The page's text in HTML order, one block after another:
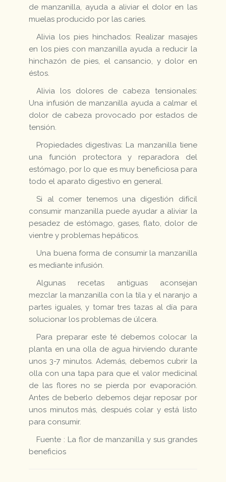
de manzanilla, ayuda a aliviar el dolor en las
muelas producido por las caries.
Alivia los pies hinchados: Realizar masajes
en los pies con manzanilla ayuda a reducir la
hinchazón de pies, el cansancio, y dolor en
éstos.
Alivia los dolores de cabeza tensionales:
Una infusión de manzanilla ayuda a calmar el
dolor de cabeza provocado por estados de
tensión.
Propiedades digestivas: La manzanilla tiene
una función protectora y reparadora del
estómago, por lo que es muy beneficiosa para
todo el aparato digestivo en general.
Si al comer tenemos una digestión difícil
consumir manzanilla puede ayudar a aliviar la
pesadez de estómago, gases, flato, dolor de
vientre y problemas hepáticos.
Una buena forma de consumir la manzanilla
es mediante infusión.
Algunas recetas antiguas aconsejan
mezclar la manzanilla con la tila y el naranjo a
partes iguales, y tomar tres tazas al día para
solucionar los problemas de úlcera.
Para preparar este té debemos colocar la
planta en una olla de agua hirviendo durante
unos 3-7 minutos. Además, debemos cubrir la
olla con una tapa para que el valor medicinal
de las flores no se pierda por evaporación.
Antes de beberlo debemos dejar reposar por
unos minutos más, después colar y está listo
para consumir.
Fuente : La flor de manzanilla y sus grandes
beneficios